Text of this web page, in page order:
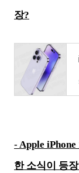
장?
- Apple iPhone
한 소식이 등